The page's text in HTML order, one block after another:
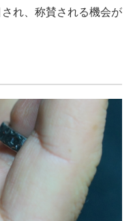
れ、称賛される機会が